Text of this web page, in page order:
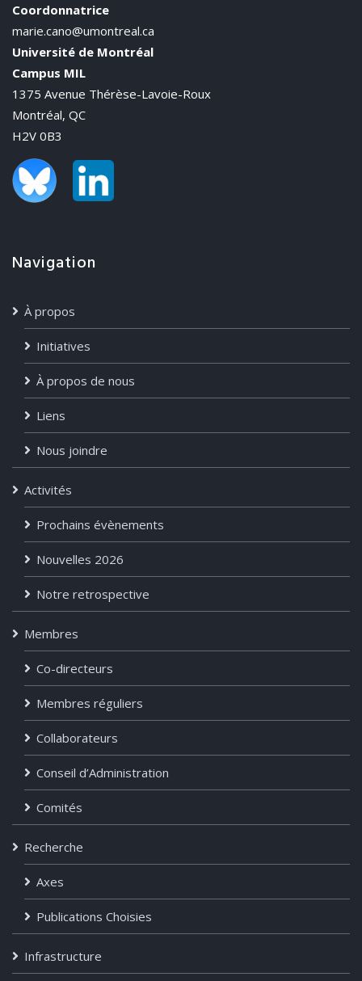
Coordonnatrice
marie.cano@umontreal.ca
Université de Montréal
Campus MIL
1375 Avenue Thérèse-Lavoie-Roux
Montréal, QC
H2V 0B3
Navigation
À propos
Initiatives
À propos de nous
Liens
Nous joindre
Activités
Prochains évènements
Nouvelles 2026
Notre retrospective
Membres
Co-directeurs
Membres réguliers
Collaborateurs
Conseil d’Administration
Comités
Recherche
Axes
Publications Choisies
Infrastructure